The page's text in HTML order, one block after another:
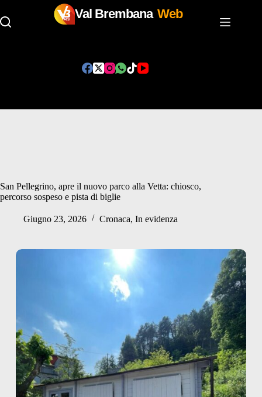
Val Brembana Web
San Pellegrino, apre il nuovo parco alla Vetta: chiosco,
percorso sospeso e pista di biglie
Giugno 23, 2026 Cronaca, In evidenza